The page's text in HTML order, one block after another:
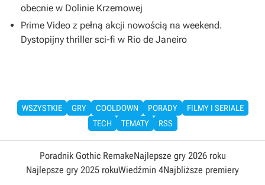
obecnie w Dolinie Krzemowej
Prime Video z pełną akcji nowością na weekend.
Dystopijny thriller sci-fi w Rio de Janeiro
WSZYSTKIE GRY COOLDOWN PORADY
FILMY I SERIALE
TECH
TEMATY RSS
Poradnik Gothic RemakeNajlepsze gry 2026 roku
Najlepsze gry 2025 rokuWiedźmin 4Najbliższe premiery